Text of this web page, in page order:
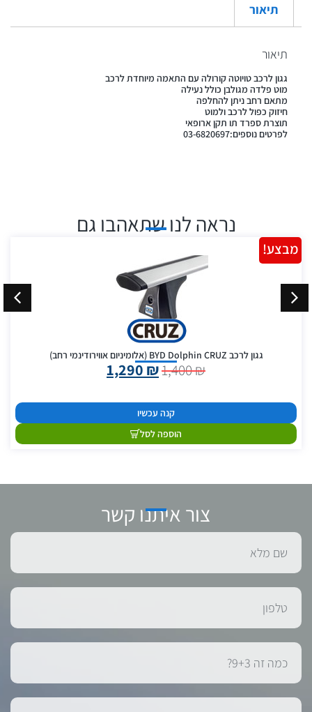
תיאור
תיאור
גגון לרכב טויוטה קורולה עם התאמה מיוחדת לרכב
מוט פלדה מגולבן כולל נעילה
מתאם רחב ניתן להחלפה
חיזוק כפול לרכב ולמוט
תוצרת ספרד תו תקן ארופאי
לפרטים נוספים:03-6820697
נראה לנו שתאהבו גם
גגון לרכב BYD Dolphin CRUZ (אלומיניום אווירודינמי רחב)
1,400₪
1,290 ₪
קנה עכשיו
הוספה לסל
מבצע!
צור איתנו קשר